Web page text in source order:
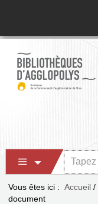
Vous êtes ici : Accueil /
document